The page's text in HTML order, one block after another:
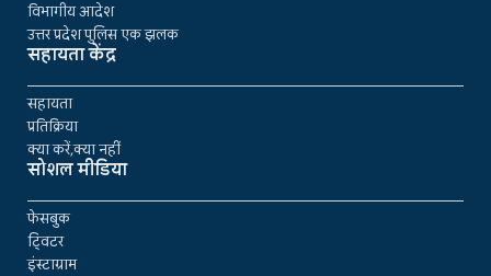
विभागीय आदेश
उत्तर प्रदेश पुलिस एक झलक
सहायता केंद्र
सहायता
प्रतिक्रिया
क्या करें,क्या नहीं
सोशल मीडिया
फेसबुक
ट्विटर
इंस्टाग्राम